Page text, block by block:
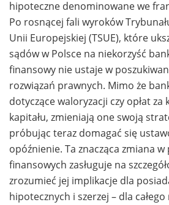
hipoteczne denominowane we
Po rosnącej fali wyroków
Unii Europejskiej (TSUE), które
sądów w Polsce na niekorzyść
finansowy nie ustaje w
rozwiązań prawnych. Mimo że
dotyczące waloryzacji czy opłat za
kapitału, zmieniają one swoją
próbując teraz domagać się
opóźnienie. Ta znacząca zmiana
finansowych zasługuje na
zrozumieć jej implikacje dla
hipotecznych i szerzej – dla